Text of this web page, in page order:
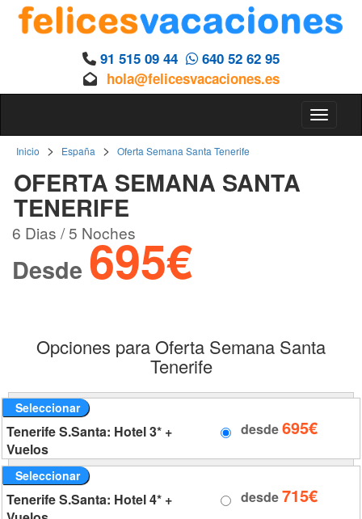
91 515 09 44
640 52 62 95
hola@felicesvacaciones.es
Inicio > España > Oferta Semana Santa Tenerife
OFERTA SEMANA SANTA
TENERIFE
6 Dias / 5 Noches
Desde 695€
Opciones para Oferta Semana Santa
Tenerife
Seleccionar
Tenerife S.Santa: Hotel 3* +
Vuelos
desde695€
Seleccionar
Tenerife S.Santa: Hotel 4* +
desde715€